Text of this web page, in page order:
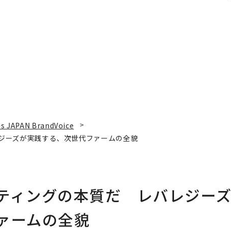
JAPAN BrandVoice
ズが実践する、次世代ファームの全貌
ィングの本質だ レバレジーズ
ームの全貌